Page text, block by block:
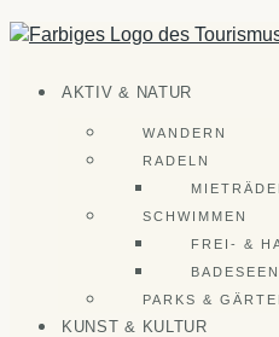
Zum
Inhalt
AKTIV & NATUR
WANDERN
RADELN
SCHWIMMEN
FREI- &
BADESEEN
PARKS &
KUNST & KULTUR